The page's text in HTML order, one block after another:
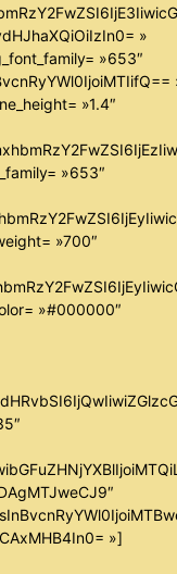
»
»653″
»1.4″
»653″
»700″
»#000000″
»]